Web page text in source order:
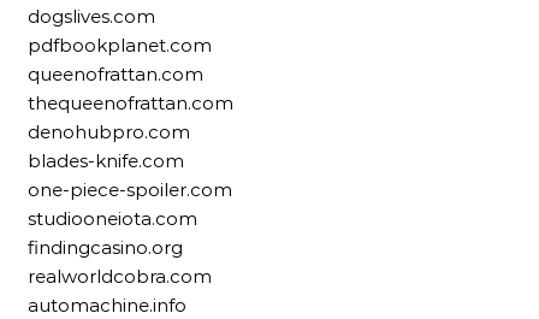
dogslives.com
pdfbookplanet.com
queenofrattan.com
thequeenofrattan.com
denohubpro.com
blades-knife.com
one-piece-spoiler.com
studiooneiota.com
findingcasino.org
realworldcobra.com
automachine.info